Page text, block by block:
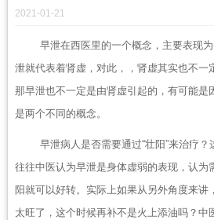
2021-01-21
早泄在西医里的一个概念，主要表现
泄就代表着肾虚，对此，，肾虚其实也不一
那早泄也不一定是由肾虚引起的，有可能是
是两个不同的概念。
早泄病人是否需要通过“壮阳”来治疗？
往往中医认为早泄是身体虚弱的表现，认为
阳就可以好转。实际上如果从另外角度来讲
太旺了，这个时候再补不是火上添油吗？中